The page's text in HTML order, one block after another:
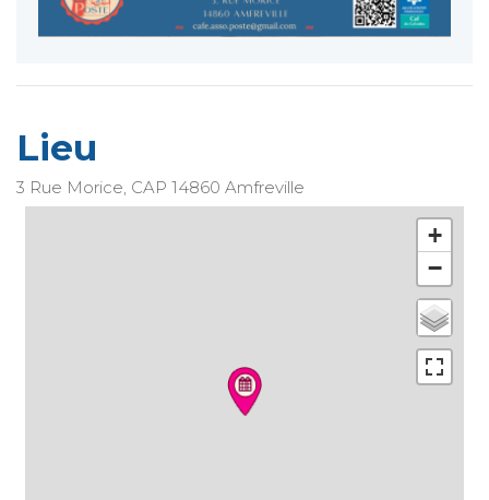
Lieu
3 Rue Morice, CAP 14860 Amfreville
+
−